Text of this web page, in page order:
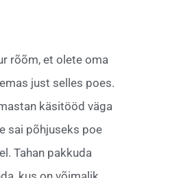
rõõm, et olete oma
just selles poes.
käsitööd väga
sai põhjuseks poe
Tahan pakkuda